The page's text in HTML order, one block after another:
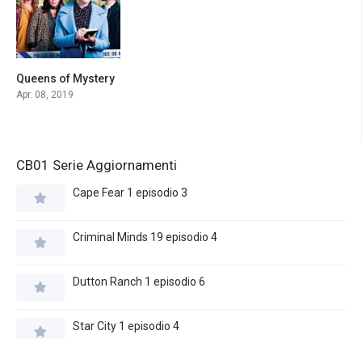
7.7
Queens of Mystery
Apr. 08, 2019
CB01 Serie Aggiornamenti
Cape Fear 1 episodio 3
Criminal Minds 19 episodio 4
Dutton Ranch 1 episodio 6
Star City 1 episodio 4